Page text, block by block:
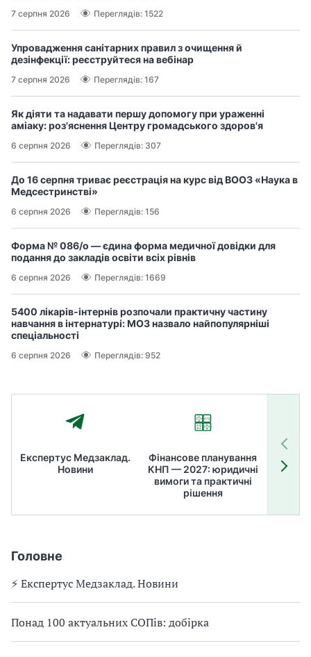
7 серпня 2026 Переглядів: 1522
Упровадження санітарних правил з очищення й
дезінфекції: реєструйтеся на вебінар
7 серпня 2026 Переглядів: 167
Як діяти та надавати першу допомогу при ураженні
аміаку: роз'яснення Центру громадського здоров'я
6 серпня 2026 Переглядів: 307
До 16 серпня триває реєстрація на курс від ВООЗ «Наука в
Медсестринстві»
6 серпня 2026 Переглядів: 156
Форма № 086/о — єдина форма медичної довідки для
подання до закладів освіти всіх рівнів
6 серпня 2026 Переглядів: 1669
5400 лікарів-інтернів розпочали практичну частину
навчання в інтернатурі: МОЗ назвало найпопулярніші
спеціальності
6 серпня 2026 Переглядів: 952
Експертус Медзаклад.
Новини
Фінансове планування
КНП — 2027: юридичні
вимоги та практичні
рішення
Головне
⚡️ Експертус Медзаклад. Новини
Понад 100 актуальних СОПів: добірка